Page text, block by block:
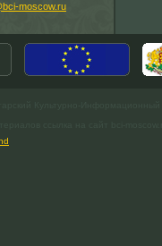
moscow.ru